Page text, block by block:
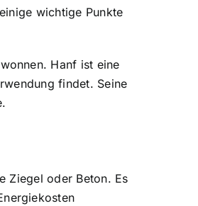
wichtige Punkte
Hanf ist eine
findet. Seine
Ziegel oder Beton. Es